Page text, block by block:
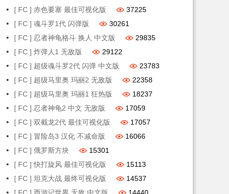
[ FC ] 赤色要塞 最佳可视化版
37225
[ FC ] 魂斗罗1代 闪弹版
30261
[ FC ] 忍者神龟格斗 换人 中文版
29835
[ FC ] 炸弹人1 无敌版
29122
[ FC ] 超级魂斗罗2代 闪弹 中文版
23783
[ FC ] 超级马里奥 玛丽2 无敌版
22358
[ FC ] 超级马里奥 玛丽1 狂热版
18237
[ FC ] 忍者神龟2 中文 无敌版
17059
[ FC ] 双截龙2代 最佳可视化版
17057
[ FC ] 冒险岛3 汉化 不减命版
16066
[ FC ] 俄罗斯方块
15301
[ FC ] 快打旋风 最佳可视化版
15113
[ FC ] 坦克大战 最终可视化版
14537